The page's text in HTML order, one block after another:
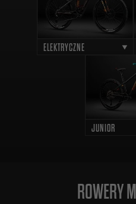
ELEKTRYCZNE
JUNIOR
ROWERY